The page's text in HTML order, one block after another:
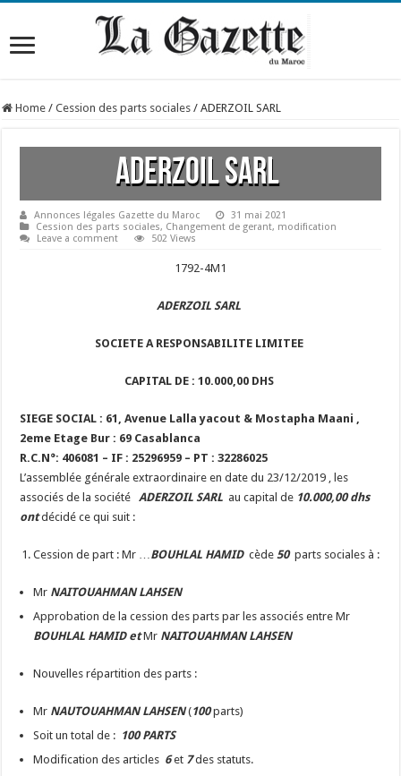
Home / Cession des parts sociales / ADERZOIL SARL
ADERZOIL SARL
Annonces légales Gazette du Maroc
31 mai 2021
Cession des parts sociales, Changement de gerant, modification
Leave a comment
502 Views
1792-4M1
ADERZOIL SARL
SOCIETE A RESPONSABILITE LIMITEE
CAPITAL DE : 10.000,00 DHS
SIEGE SOCIAL : 61, Avenue Lalla yacout & Mostapha Maani ,
2eme Etage Bur : 69 Casablanca
R.C.N°: 406081 – IF : 25296959 – PT : 32286025
L’assemblée générale extraordinaire en date du 23/12/2019 , les
associés de la sociétéADERZOIL SARL au capital de 10.000,00 dhs
ontdécidé ce qui suit :
Cession de part : Mr …BOUHLAL HAMID cède50parts sociales à :
Mr NAITOUAHMAN LAHSEN
Approbation de la cession des parts par les associés entre Mr
BOUHLAL HAMID etMr NAITOUAHMAN LAHSEN
Nouvelles répartition des parts :
Mr NAUTOUAHMAN LAHSEN(100parts)
Soit un total de : 100 PARTS
Modification des articles 6et 7des statuts.